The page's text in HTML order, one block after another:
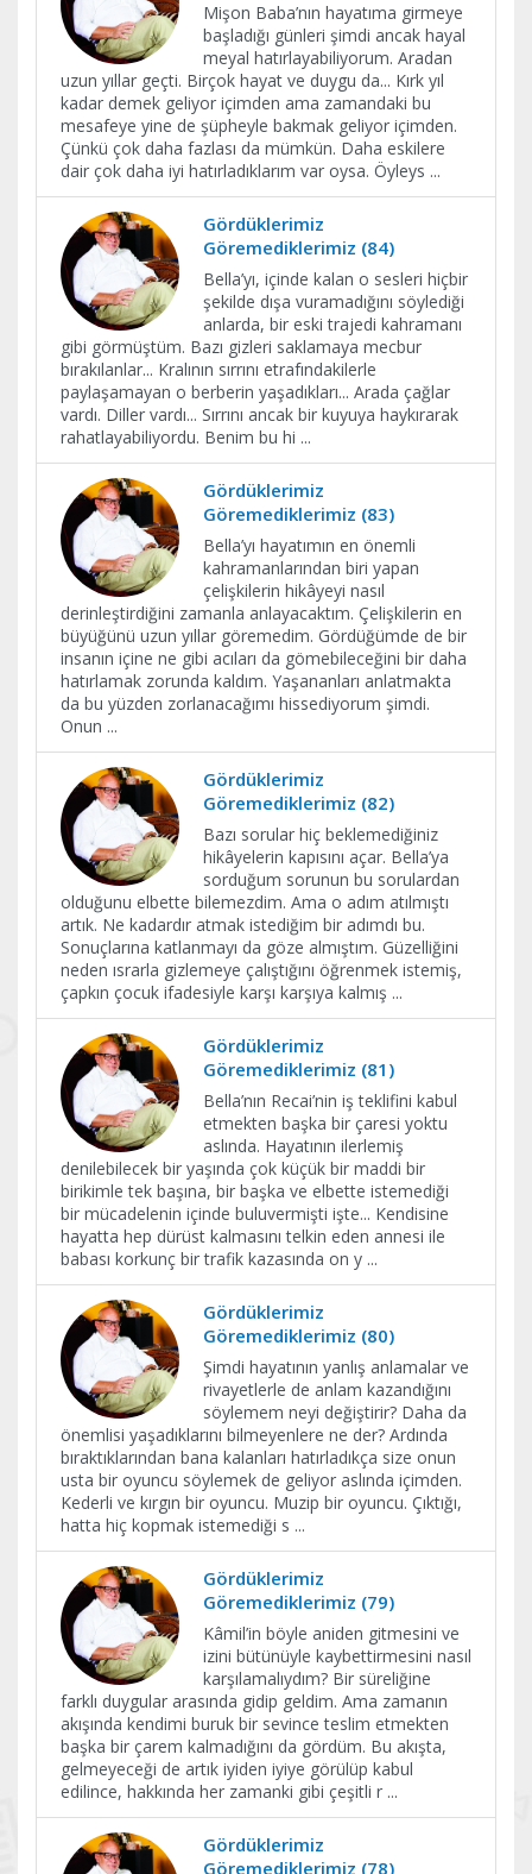
Mişon Baba’nın hayatıma girmeye
başladığı günleri şimdi ancak hayal
meyal hatırlayabiliyorum. Aradan
uzun yıllar geçti. Birçok hayat ve duygu da... Kırk yıl
kadar demek geliyor içimden ama zamandaki bu
mesafeye yine de şüpheyle bakmak geliyor içimden.
Çünkü çok daha fazlası da mümkün. Daha eskilere
dair çok daha iyi hatırladıklarım var oysa. Öyleys ...
Gördüklerimiz
Göremediklerimiz (84)
Bella’yı, içinde kalan o sesleri hiçbir
şekilde dışa vuramadığını söylediği
anlarda, bir eski trajedi kahramanı
gibi görmüştüm. Bazı gizleri saklamaya mecbur
bırakılanlar... Kralının sırrını etrafındakilerle
paylaşamayan o berberin yaşadıkları... Arada çağlar
vardı. Diller vardı... Sırrını ancak bir kuyuya haykırarak
rahatlayabiliyordu. Benim bu hi ...
Gördüklerimiz
Göremediklerimiz (83)
Bella’yı hayatımın en önemli
kahramanlarından biri yapan
çelişkilerin hikâyeyi nasıl
derinleştirdiğini zamanla anlayacaktım. Çelişkilerin en
büyüğünü uzun yıllar göremedim. Gördüğümde de bir
insanın içine ne gibi acıları da gömebileceğini bir daha
hatırlamak zorunda kaldım. Yaşananları anlatmakta
da bu yüzden zorlanacağımı hissediyorum şimdi.
Onun ...
Gördüklerimiz
Göremediklerimiz (82)
Bazı sorular hiç beklemediğiniz
hikâyelerin kapısını açar. Bella’ya
sorduğum sorunun bu sorulardan
olduğunu elbette bilemezdim. Ama o adım atılmıştı
artık. Ne kadardır atmak istediğim bir adımdı bu.
Sonuçlarına katlanmayı da göze almıştım. Güzelliğini
neden ısrarla gizlemeye çalıştığını öğrenmek istemiş,
çapkın çocuk ifadesiyle karşı karşıya kalmış ...
Gördüklerimiz
Göremediklerimiz (81)
Bella’nın Recai’nin iş teklifini kabul
etmekten başka bir çaresi yoktu
aslında. Hayatının ilerlemiş
denilebilecek bir yaşında çok küçük bir maddi bir
birikimle tek başına, bir başka ve elbette istemediği
bir mücadelenin içinde buluvermişti işte... Kendisine
hayatta hep dürüst kalmasını telkin eden annesi ile
babası korkunç bir trafik kazasında on y ...
Gördüklerimiz
Göremediklerimiz (80)
Şimdi hayatının yanlış anlamalar ve
rivayetlerle de anlam kazandığını
söylemem neyi değiştirir? Daha da
önemlisi yaşadıklarını bilmeyenlere ne der? Ardında
bıraktıklarından bana kalanları hatırladıkça size onun
usta bir oyuncu söylemek de geliyor aslında içimden.
Kederli ve kırgın bir oyuncu. Muzip bir oyuncu. Çıktığı,
hatta hiç kopmak istemediği s ...
Gördüklerimiz
Göremediklerimiz (79)
Kâmil’in böyle aniden gitmesini ve
izini bütünüyle kaybettirmesini nasıl
karşılamalıydım? Bir süreliğine
farklı duygular arasında gidip geldim. Ama zamanın
akışında kendimi buruk bir sevince teslim etmekten
başka bir çarem kalmadığını da gördüm. Bu akışta,
gelmeyeceği de artık iyiden iyiye görülüp kabul
edilince, hakkında her zamanki gibi çeşitli r ...
Gördüklerimiz
Göremediklerimiz (78)